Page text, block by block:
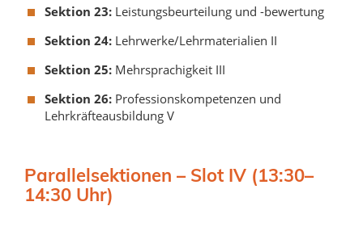
Sektion 23: Leistungsbeurteilung und -bewertung
Sektion 24: Lehrwerke/Lehrmaterialien II
Sektion 25: Mehrsprachigkeit III
Sektion 26: Professionskompetenzen und
Lehrkräfteausbildung V
Parallelsektionen – Slot IV (13:30–
14:30 Uhr)